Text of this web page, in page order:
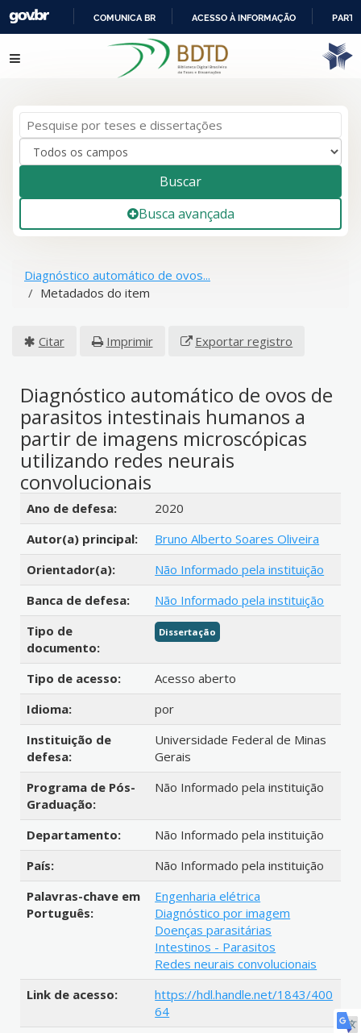
IR
PARA
COMUNICA BR ACESSO À INFORMAÇÃO
Pular para o conteúdo
Buscar
Busca avançada
Diagnóstico automático de ovos...
Metadados do item
Citar Imprimir Exportar registro
Diagnóstico automático de ovos de
parasitos intestinais humanos a
partir de imagens microscópicas
utilizando redes neurais
convolucionais
Detalhes bibliográficos
Ano de defesa:
2020
Autor(a) principal:
Bruno Alberto Soares Oliveira
Orientador(a):
Não Informado pela instituição
Banca de defesa:
Não Informado pela instituição
Tipo de
documento:
Dissertação
Tipo de acesso:
Acesso aberto
Idioma:
por
Instituição de
defesa:
Universidade Federal de Minas
Gerais
Programa de Pós-
Graduação:
Não Informado pela instituição
Departamento:
Não Informado pela instituição
País:
Não Informado pela instituição
Palavras-chave em
Português:
Engenharia elétrica
Diagnóstico por imagem
Doenças parasitárias
Intestinos - Parasitos
Redes neurais convolucionais
Link de acesso:
https://hdl.handle.net/1843/400
64